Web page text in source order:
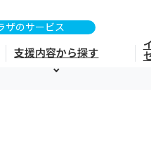
支援内容から探す